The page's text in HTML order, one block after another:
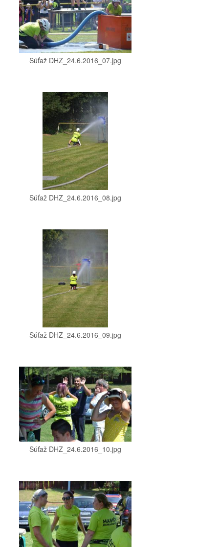
Súťaž DHZ_24.6.2016_07.jpg
Súťaž DHZ_24.6.2016_08.jpg
Súťaž DHZ_24.6.2016_09.jpg
Súťaž DHZ_24.6.2016_10.jpg